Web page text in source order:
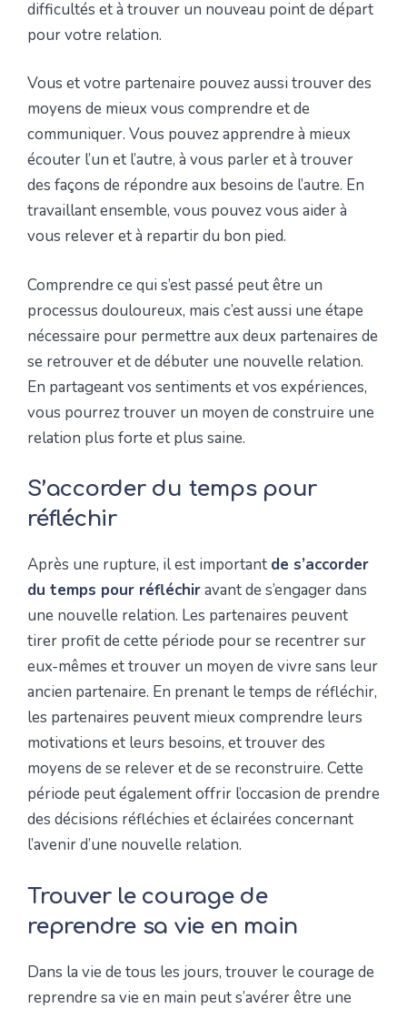
difficultés et à trouver un nouveau point de départ
pour votre relation.
Vous et votre partenaire pouvez aussi trouver des
moyens de mieux vous comprendre et de
communiquer. Vous pouvez apprendre à mieux
écouter l’un et l’autre, à vous parler et à trouver
des façons de répondre aux besoins de l’autre. En
travaillant ensemble, vous pouvez vous aider à
vous relever et à repartir du bon pied.
Comprendre ce qui s’est passé peut être un
processus douloureux, mais c’est aussi une étape
nécessaire pour permettre aux deux partenaires de
se retrouver et de débuter une nouvelle relation.
En partageant vos sentiments et vos expériences,
vous pourrez trouver un moyen de construire une
relation plus forte et plus saine.
S’accorder du temps pour
réfléchir
Après une rupture, il est important de s’accorder
du temps pour réfléchiravant de s’engager dans
une nouvelle relation. Les partenaires peuvent
tirer profit de cette période pour se recentrer sur
eux-mêmes et trouver un moyen de vivre sans leur
ancien partenaire. En prenant le temps de réfléchir,
les partenaires peuvent mieux comprendre leurs
motivations et leurs besoins, et trouver des
moyens de se relever et de se reconstruire. Cette
période peut également offrir l’occasion de prendre
des décisions réfléchies et éclairées concernant
l’avenir d’une nouvelle relation.
Trouver le courage de
reprendre sa vie en main
Dans la vie de tous les jours, trouver le courage de
reprendre sa vie en main peut s’avérer être une